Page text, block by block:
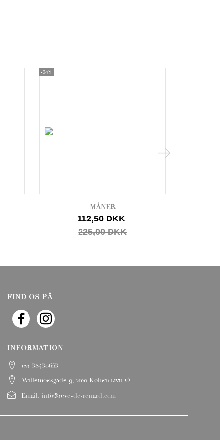
-50%
MÅNER
112,50 DKK
225,00 DKK
FIND OS PÅ
INFORMATION
cvr 38430653
Willemoesgade 9, 2100 København Ø
Email:info@reve-de-renard.com